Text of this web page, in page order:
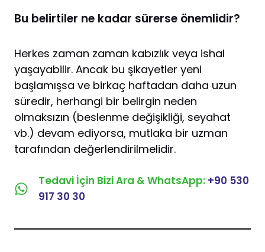
Bu belirtiler ne kadar sürerse önemlidir?
Herkes zaman zaman kabızlık veya ishal
yaşayabilir. Ancak bu şikayetler yeni
başlamışsa ve birkaç haftadan daha uzun
süredir, herhangi bir belirgin neden
olmaksızın (beslenme değişikliği, seyahat
vb.) devam ediyorsa, mutlaka bir uzman
tarafından değerlendirilmelidir.
Tedavi İçin Bizi Ara & WhatsApp: +90 530
917 30 30